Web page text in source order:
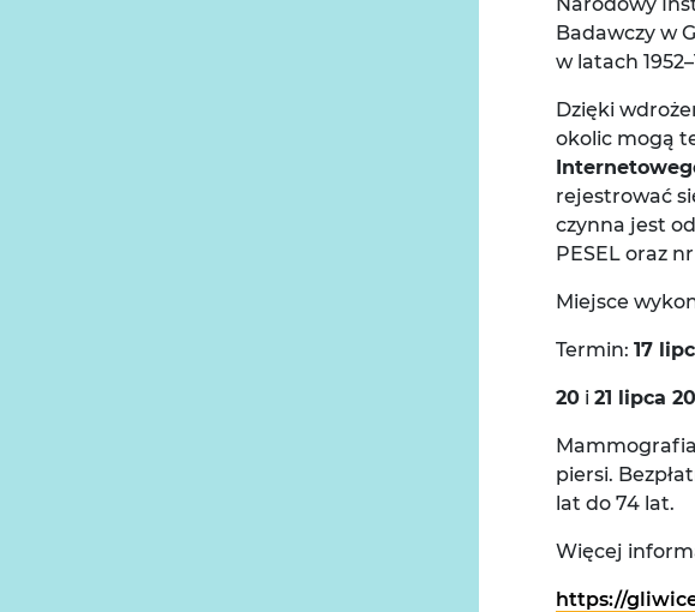
Badawczy w
w latach
Dzięki
okolic mogą
rejestrować
czynna jest
PESEL oraz
Miejsce
Termin: 17
20 i 21 lipca
piersi.
lat do 74 lat.
Więcej
https://